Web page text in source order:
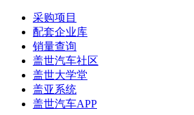
采购项目
配套企业库
销量查询
盖世汽车社区
盖世大学堂
盖亚系统
盖世汽车APP